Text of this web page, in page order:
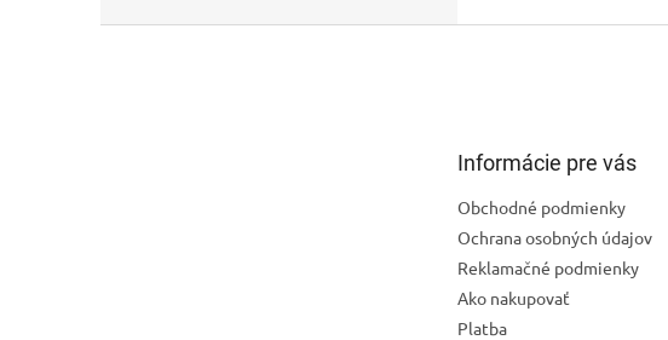
Informácie pre vás
Obchodné podmienky
Ochrana osobných údajov
Reklamačné podmienky
Ako nakupovať
Platba